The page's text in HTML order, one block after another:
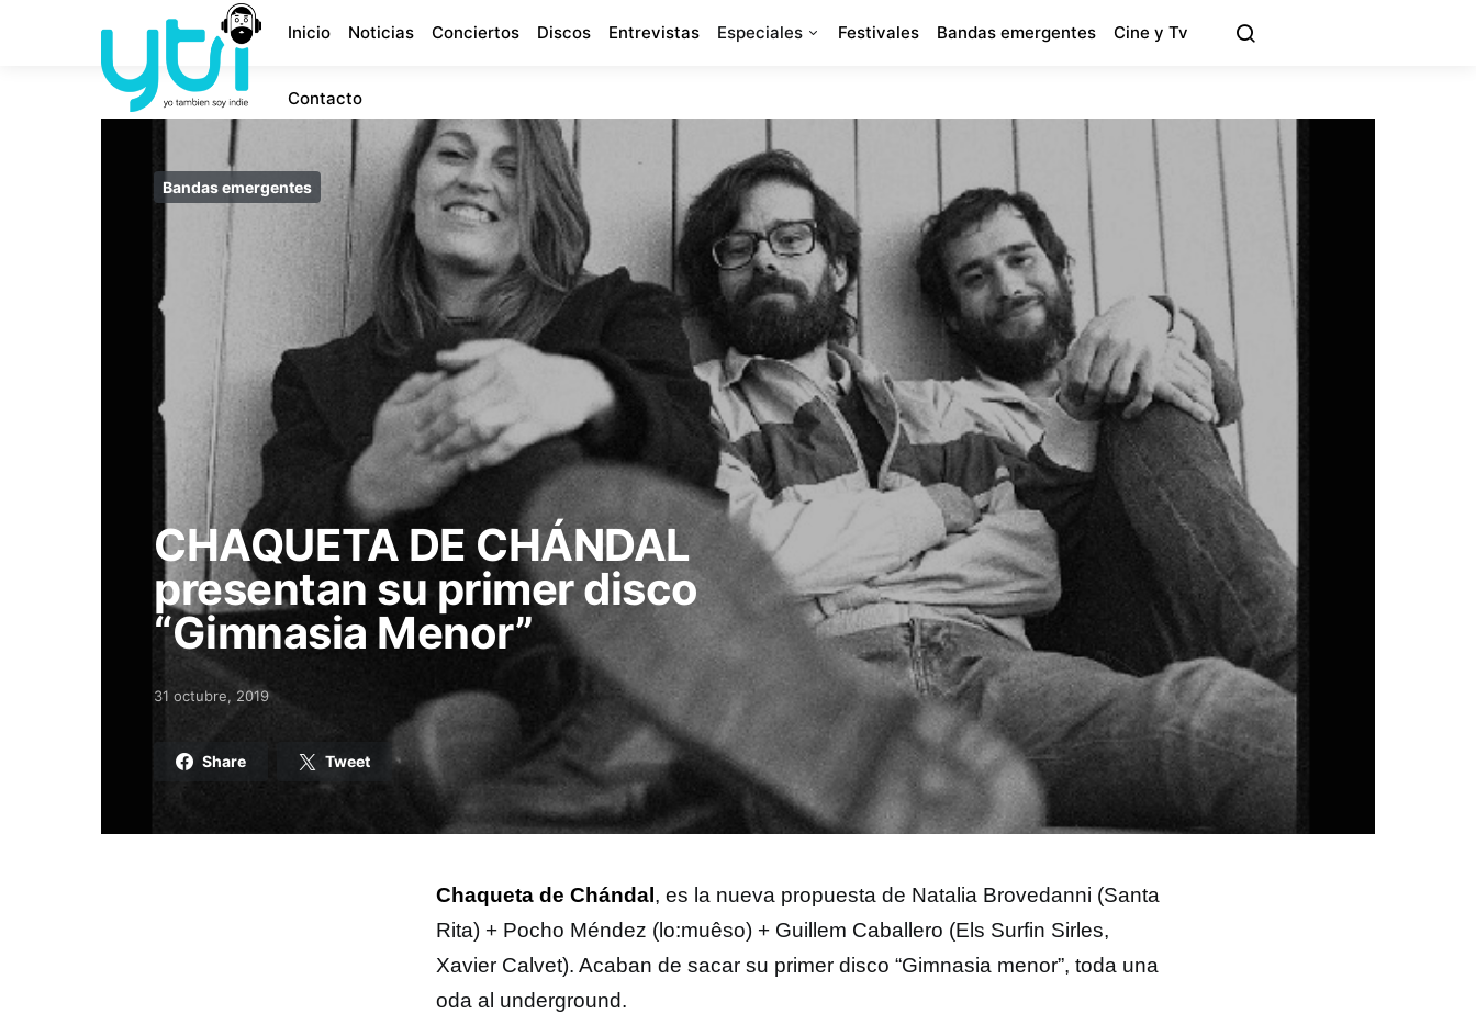
Inicio Noticias Conciertos Discos Entrevistas Especiales Festivales Bandas emergentes Cine y Tv
Contacto
Bandas emergentes
CHAQUETA DE CHÁNDAL
presentan su primer disco
“Gimnasia Menor”
Posted on
31 octubre, 2019
Share Tweet
Chaqueta de Chándal , es la nueva propuesta de Natalia Brovedanni (Santa
Rita) + Pocho Méndez (lo:muêso) + Guillem Caballero (Els Surfin Sirles,
Xavier Calvet). Acaban de sacar su primer disco “Gimnasia menor”, toda una
oda al underground.